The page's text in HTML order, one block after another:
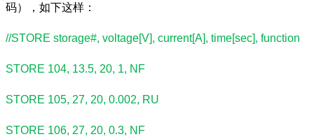
码），如下这样：
//STORE storage#, voltage[V], current[A], time[sec], function
STORE 104, 13.5, 20, 1, NF
STORE 105, 27, 20, 0.002, RU
STORE 106, 27, 20, 0.3, NF